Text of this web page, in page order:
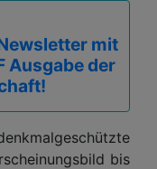
mit
Ausgabe der
bis